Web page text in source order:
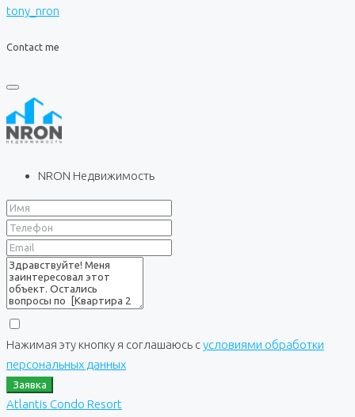
tony_nron
Contact me
NRON Недвижимость
Нажимая эту кнопку я соглашаюсь сусловиями обработки
персональных данных
Заявка
Atlantis Condo Resort